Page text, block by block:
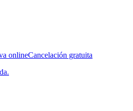
onlineCancelación gratuita